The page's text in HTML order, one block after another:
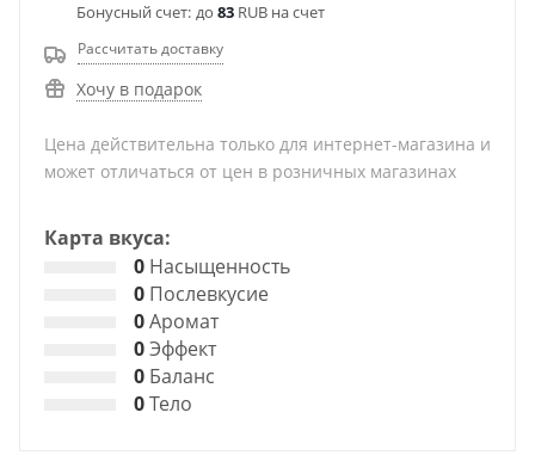
Бонусный счет: до 83 RUB на счет
Рассчитать доставку
Хочу в подарок
Цена действительна только для интернет-магазина и
может отличаться от цен в розничных магазинах
Карта вкуса:
0 Насыщенность
0 Послевкусие
0Аромат
0Эффект
0 Баланс
0Тело